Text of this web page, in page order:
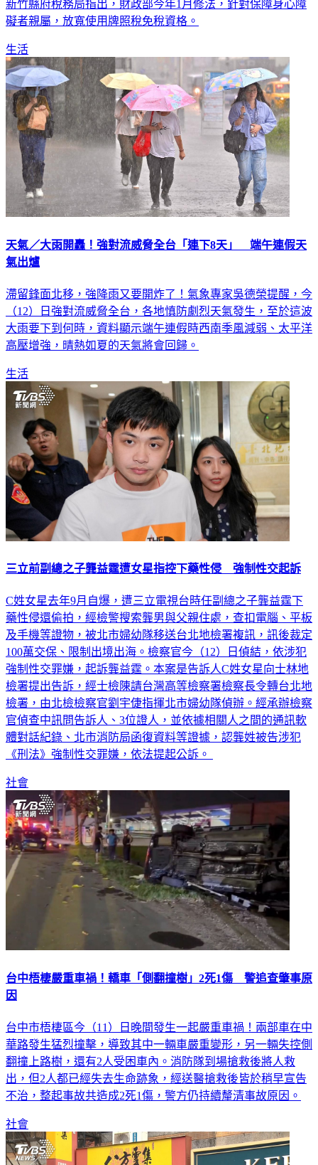
新竹縣府稅務局指出，財政部今年1月修法，針對保障身心障
礙者親屬，放寬使用牌照稅免稅資格。
生活
天氣／大雨開轟！強對流威脅全台「連下8天」 端午連假天
氣出爐
滯留鋒面北移，強降雨又要開炸了！氣象專家吳德榮提醒，今
（12）日強對流威脅全台，各地慎防劇烈天氣發生，至於這波
大雨要下到何時，資料顯示端午連假時西南季風減弱、太平洋
高壓增強，晴熱如夏的天氣將會回歸。
生活
三立前副總之子龔益霆遭女星指控下藥性侵 強制性交起訴
C姓女星去年9月自爆，遭三立電視台時任副總之子龔益霆下
藥性侵還偷拍，經檢警搜索龔男與父親住處，查扣電腦、平板
及手機等證物，被北市婦幼隊移送台北地檢署複訊，訊後裁定
100萬交保、限制出境出海。檢察官今（12）日偵結，依涉犯
強制性交罪嫌，起訴龔益霆。本案是告訴人C姓女星向士林地
檢署提出告訴，經士檢陳請台灣高等檢察署檢察長令轉台北地
檢署，由北檢檢察官劉宇倢指揮北市婦幼隊偵辦。經承辦檢察
官偵查中訊問告訴人、3位證人，並依據相關人之間的通訊軟
體對話紀錄、北市消防局函復資料等證據，認龔姓被告涉犯
《刑法》強制性交罪嫌，依法提起公訴。
社會
台中梧棲嚴重車禍！轎車「側翻撞樹」2死1傷 警追查肇事原
因
台中市梧棲區今（11）日晚間發生一起嚴重車禍！兩部車在中
華路發生猛烈撞擊，導致其中一輛車嚴重變形，另一輛失控側
翻撞上路樹，還有2人受困車內。消防隊到場搶救後將人救
出，但2人都已經失去生命跡象，經送醫搶救後皆於稍早宣告
不治，整起事故共造成2死1傷，警方仍持續釐清事故原因。
社會